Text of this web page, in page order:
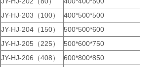
JY-HJ-203（100）
400*500*500
JY-HJ-204（150）
500*500*600
JY-HJ-205（225）
500*600*750
JY-HJ-206（408）
600*800*850